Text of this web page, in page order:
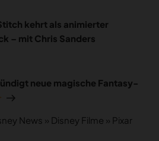
kehrt als animierter
– mit Chris Sanders
neue magische Fantasy-
News » Disney Filme » Pixar